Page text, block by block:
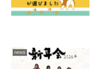
news